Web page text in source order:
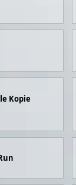
Kopie